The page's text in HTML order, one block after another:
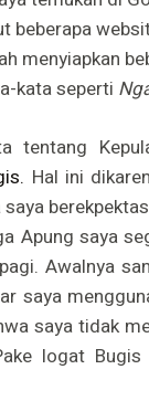
beberapa
menyiapkan
kata seperti
tentang
Hal ini
Apung saya
Awalnya
saya
saya tidak
logat Bugis